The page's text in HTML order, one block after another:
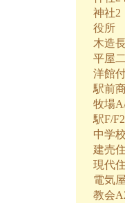
神社2
役所
木造
平屋
洋館
駅前
牧場
駅F/F2
中学校
建売
現代
電気
教会